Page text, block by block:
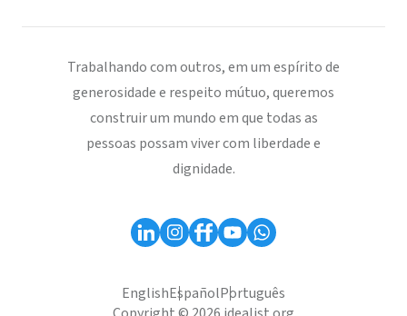
Trabalhando com outros, em um espírito de
generosidade e respeito mútuo, queremos
construir um mundo em que todas as
pessoas possam viver com liberdade e
dignidade.
EnglishEspañolPortuguês